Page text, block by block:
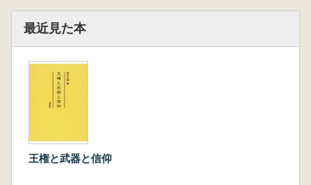
第3部 武器・武具と戦いの背景
白兵戦と日本考古学(岡安光彦)
材質(森岡秀人)
朝鮮と倭の細形銅戈(岡内三眞)
弥生時代の武器による骨切創の実験研究(大藪
由美子)
朝鮮半島嶺南地域における副葬磨製石剣の性格
(平郡達哉)
最近見た本
王権と武器と信仰